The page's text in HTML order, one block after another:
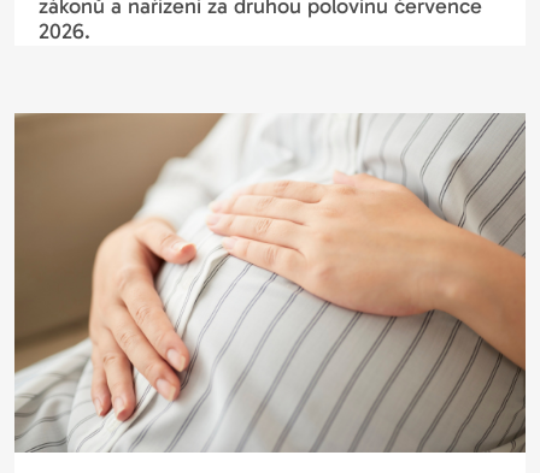
zákonů a nařízení za druhou polovinu července
2026.